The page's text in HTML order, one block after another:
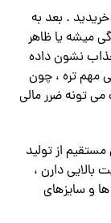
خریدید . بعد به
میشه یا ظاهر
نشون داده
مهم ‌تره ، چون
می‌ تونه ضرر مالی
مستقیم از تولید
بالایی دارن ،
و سایزهای